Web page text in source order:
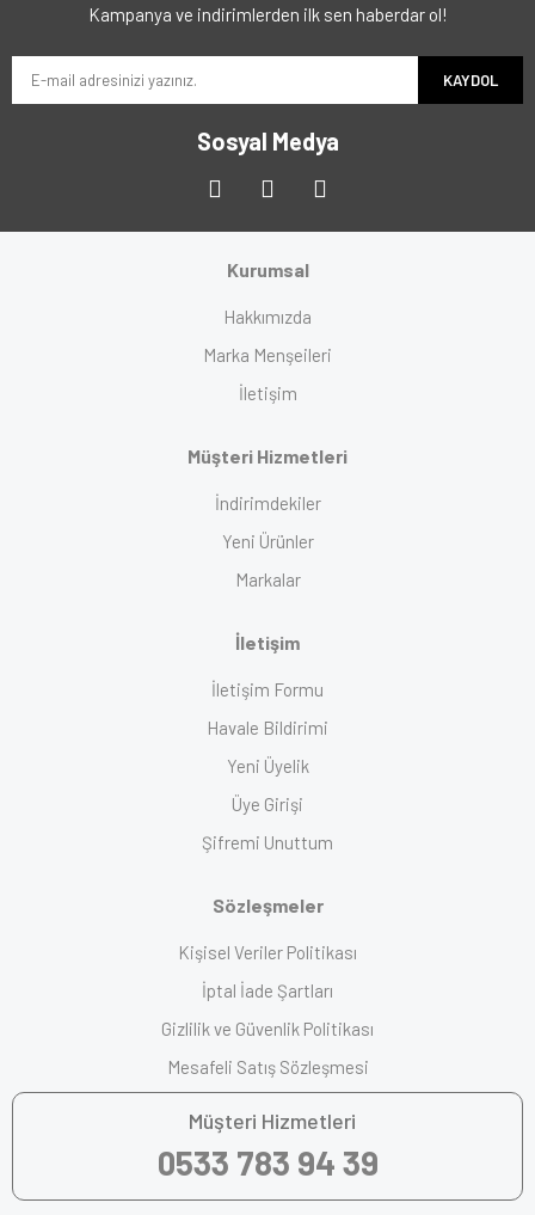
Kampanya ve indirimlerden ilk sen haberdar ol!
KAYDOL
Sosyal Medya
Kurumsal
Hakkımızda
Marka Menşeileri
İletişim
Müşteri Hizmetleri
İndirimdekiler
Yeni Ürünler
Markalar
İletişim
İletişim Formu
Havale Bildirimi
Yeni Üyelik
Üye Girişi
Şifremi Unuttum
Sözleşmeler
Kişisel Veriler Politikası
İptal İade Şartları
Gizlilik ve Güvenlik Politikası
Mesafeli Satış Sözleşmesi
Müşteri Hizmetleri
0533 783 94 39